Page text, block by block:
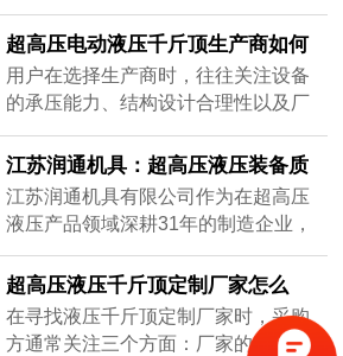
用过程中对设备安全边界的持续保
障。
超高压电动液压千斤顶生产商如何
选？
用户在选择生产商时，往往关注设备
的承压能力、结构设计合理性以及厂
行业背景、技术原理、应用场景及企
业实践等维度，对超高压电动液压千
斤顶生产领域进行系统梳理，供有采
购或选型需求的用户参考。
江苏润通机具：超高压液压装备质
量体系的工业实践与价值解析
江苏润通机具有限公司作为在超高压
液压产品领域深耕31年的制造企业，
通过建立覆盖研发、生产、检测全流
程的质量管控体系,为行业提供了可参
考的质量保障实践样本。
超高压液压千斤顶定制厂家怎么
选：江苏润通机具（海盛）专业解
析
在寻找液压千斤顶定制厂家时，采购
方通常关注三个方面：厂家的生产制